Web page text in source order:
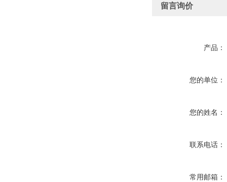
留言询价
产品：
您的单位：
您的姓名：
联系电话：
常用邮箱：